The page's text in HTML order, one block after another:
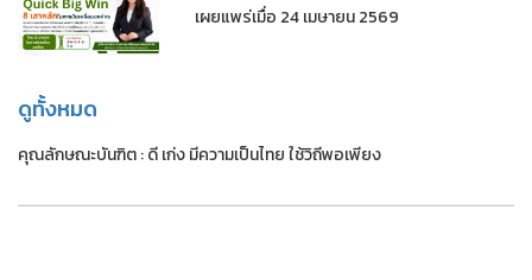
เผยแพร่เมื่อ 24 เมษายน 2569
ดูทั้งหมด
คุณลักษณะบันฑิต : ดี เก่ง มีความเป็นไทย ใช้วิถีพอเพียง